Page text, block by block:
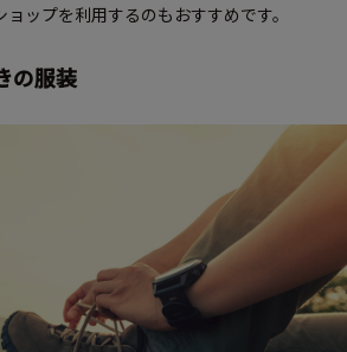
ップを利用するのもおすすめです。
の服装